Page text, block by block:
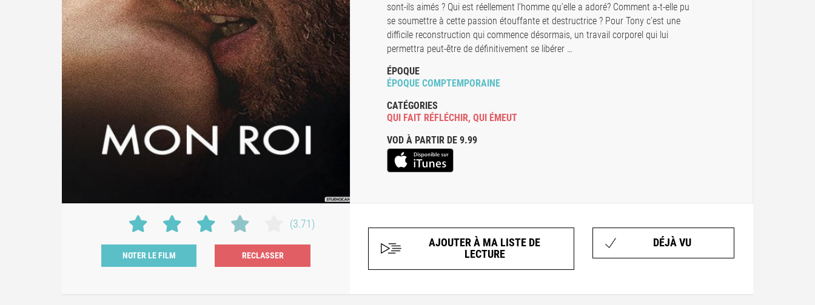
sont-ils aimés ? Qui est réellement l’homme qu’elle a adoré? Comment a-t-elle pu
se soumettre à cette passion étouffante et destructrice ? Pour Tony c’est une
difficile reconstruction qui commence désormais, un travail corporel qui lui
permettra peut-être de définitivement se libérer …
ÉPOQUE
ÉPOQUE COMPTEMPORAINE
CATÉGORIES
QUI FAIT RÉFLÉCHIR, QUI ÉMEUT
VOD À PARTIR DE 9.99
(3.71)
NOTER LE FILM
AJOUTER À MA LISTE DE
LECTURE
DÉJÀ VU